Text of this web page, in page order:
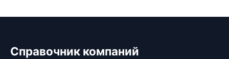
Справочник компаний